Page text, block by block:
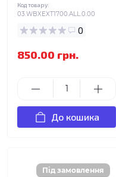
Код товару:
03.WBXEXT1700.ALL.0.00
0
850.00 грн.
До кошика